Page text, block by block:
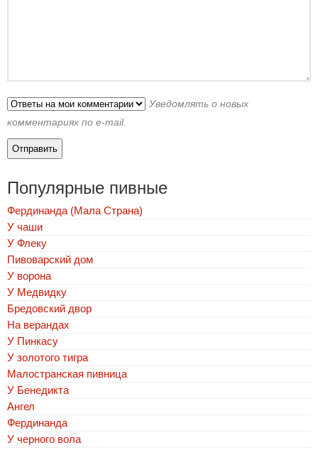
Уведомлять о новых
комментариях по e-mail.
Популярные пивные
Фердинанда (Мала Страна)
У чаши
У Флеку
Пивоварский дом
У ворона
У Медвидку
Бредовский двор
На верандах
У Пинкасу
У золотого тигра
Малостранская пивница
У Бенедикта
Ангел
Фердинанда
У черного вола